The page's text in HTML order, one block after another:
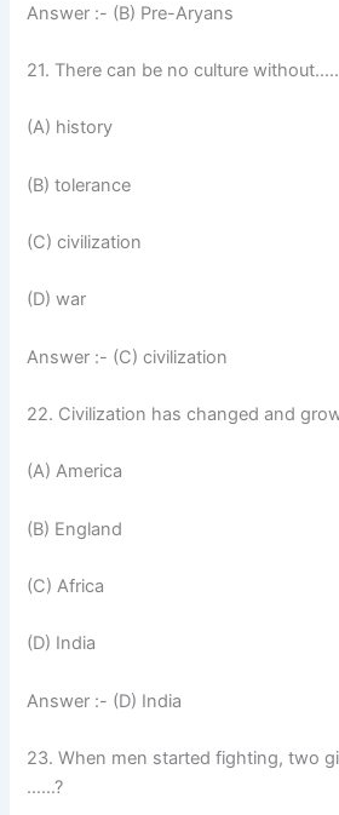
Answer :- (B) Pre-Aryans
21. There can be no culture
(A) history
(B) tolerance
(C) civilization
(D) war
Answer :- (C) civilization
22. Civilization has changed and
(A) America
(B) England
(C) Africa
(D) India
Answer :- (D) India
23. When men started fighting, two
……?